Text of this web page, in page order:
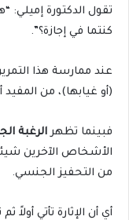
تقول الدكتورة إميلي:
كنتما في إجازة؟”.
عند ممارسة هذا
(أو غيابها)، من
فبينما تظهر الرغبة
الأشخاص الآخرين
من التحفيز الجنسي.
أي أن الإثارة تأتي أولاً